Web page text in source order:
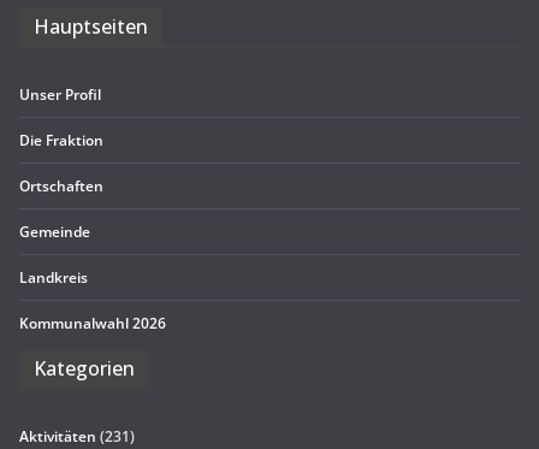
Haupt­sei­ten
Unser Pro­fil
Die Frak­tion
Ort­schaf­ten
Gemeinde
Land­kreis
Kom­mu­nal­wahl 2026
Kate­go­rien
Aktivitäten (231)